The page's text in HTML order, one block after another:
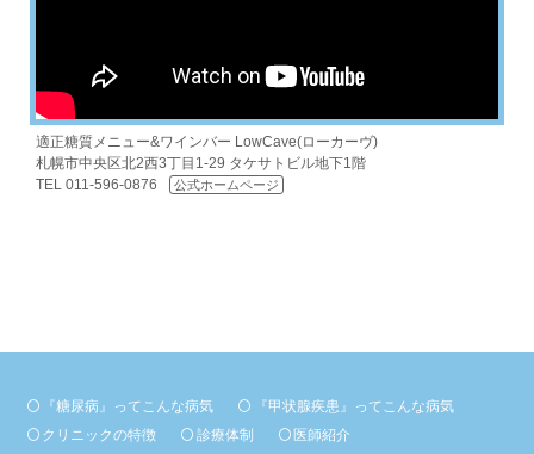
適正糖質メニュー&ワインバー LowCave(ローカーヴ)
札幌市中央区北2西3丁目1-29 タケサトビル地下1階
TEL 011-596-0876
公式ホームページ
『糖尿病』ってこんな病気
『甲状腺疾患』ってこんな病気
クリニックの特徴
診療体制
医師紹介